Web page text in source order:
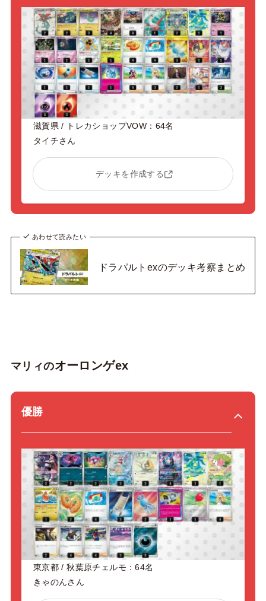
滋賀県 / トレカショップVOW：64名
タイチさん
デッキを作成する
あわせて読みたい
ドラパルトexのデッキ考察まとめ
マリィのオーロンゲex
優勝
東京都 / 秋葉原チェルモ：64名
きゃのんさん